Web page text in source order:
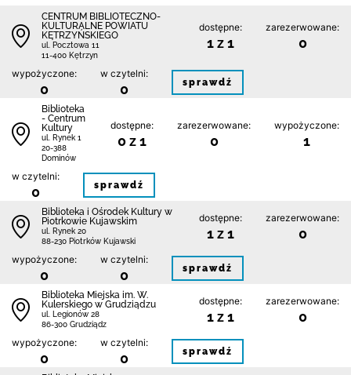
CENTRUM BIBLIOTECZNO-
KULTURALNE POWIATU
KĘTRZYŃSKIEGO
ul. Pocztowa 11
11-400 Kętrzyn
dostępne:
1 z 1
zarezerwowane:
0
wypożyczone:
0
w czytelni:
0 sprawdź
Biblioteka
- Centrum
Kultury
ul. Rynek 1
20-388
Dominów
dostępne:
0 z 1
zarezerwowane:
0
wypożyczone:
1
w czytelni:
0 sprawdź
Biblioteka i Ośrodek Kultury w
Piotrkowie Kujawskim
ul. Rynek 20
88-230 Piotrków Kujawski
dostępne:
1 z 1
zarezerwowane:
0
wypożyczone:
0
w czytelni:
0 sprawdź
Biblioteka Miejska im. W.
Kulerskiego w Grudziądzu
ul. Legionów 28
86-300 Grudziądz
dostępne:
1 z 1
zarezerwowane:
0
wypożyczone:
0
w czytelni:
0 sprawdź